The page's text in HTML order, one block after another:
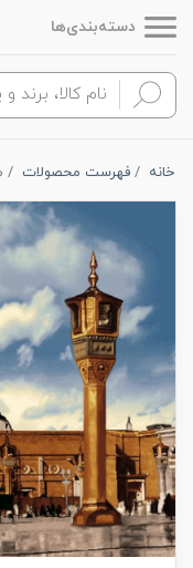
دسته‌بندی‌ها
خانه فهرست محصولات